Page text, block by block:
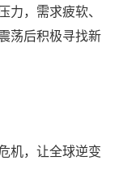
，需求疲软、
荡后积极寻找新
机，让全球逆变